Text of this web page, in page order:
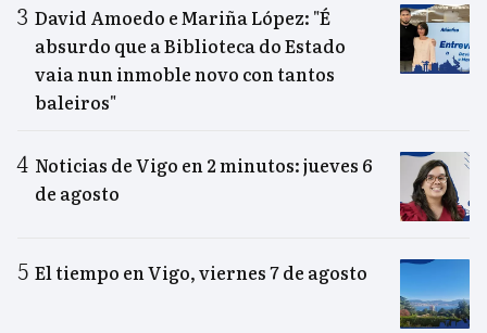
David Amoedo e Mariña López: "É
absurdo que a Biblioteca do Estado
vaia nun inmoble novo con tantos
baleiros"
Noticias de Vigo en 2 minutos: jueves 6
de agosto
El tiempo en Vigo, viernes 7 de agosto